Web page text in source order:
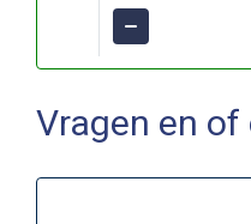
−
Vragen en